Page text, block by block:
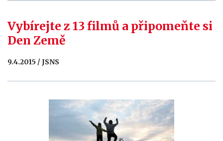
Vybírejte z 13 filmů a připomeňte si
Den Země
9.4.2015 / JSNS